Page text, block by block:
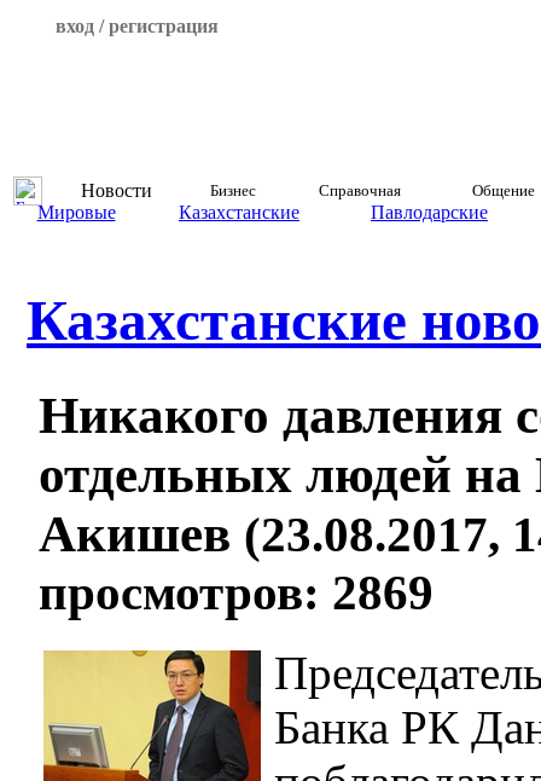
вход / регистрация
Новости Бизнес Справочная Общение
Мировые Казахстанские Павлодарские
Казахстанские
Никакого давления
отдельных людей
Акишев (23.08.2017,
просмотров: 2869
Банка РК